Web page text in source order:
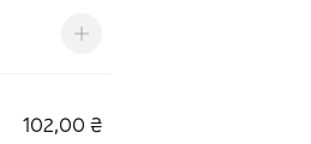
102,00 ₴